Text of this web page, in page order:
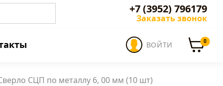
+7 (3952) 796179
Заказать звонок
ВОЙТИ 0
СЦП по металлу 6, 00 мм (10 шт)